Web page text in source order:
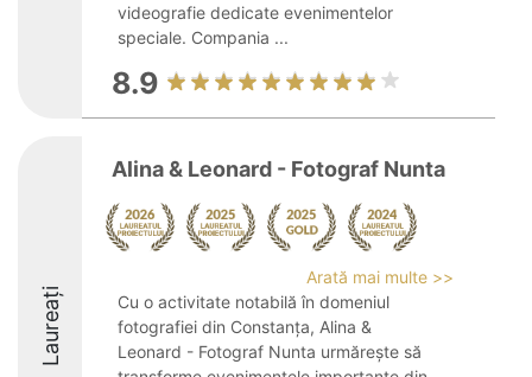
videografie dedicate evenimentelor
speciale. Compania ...
8.9
Laureați
Alina & Leonard - Fotograf Nunta
Arată mai multe >>
Cu o activitate notabilă în domeniul
fotografiei din Constanța, Alina &
Leonard - Fotograf Nunta urmărește să